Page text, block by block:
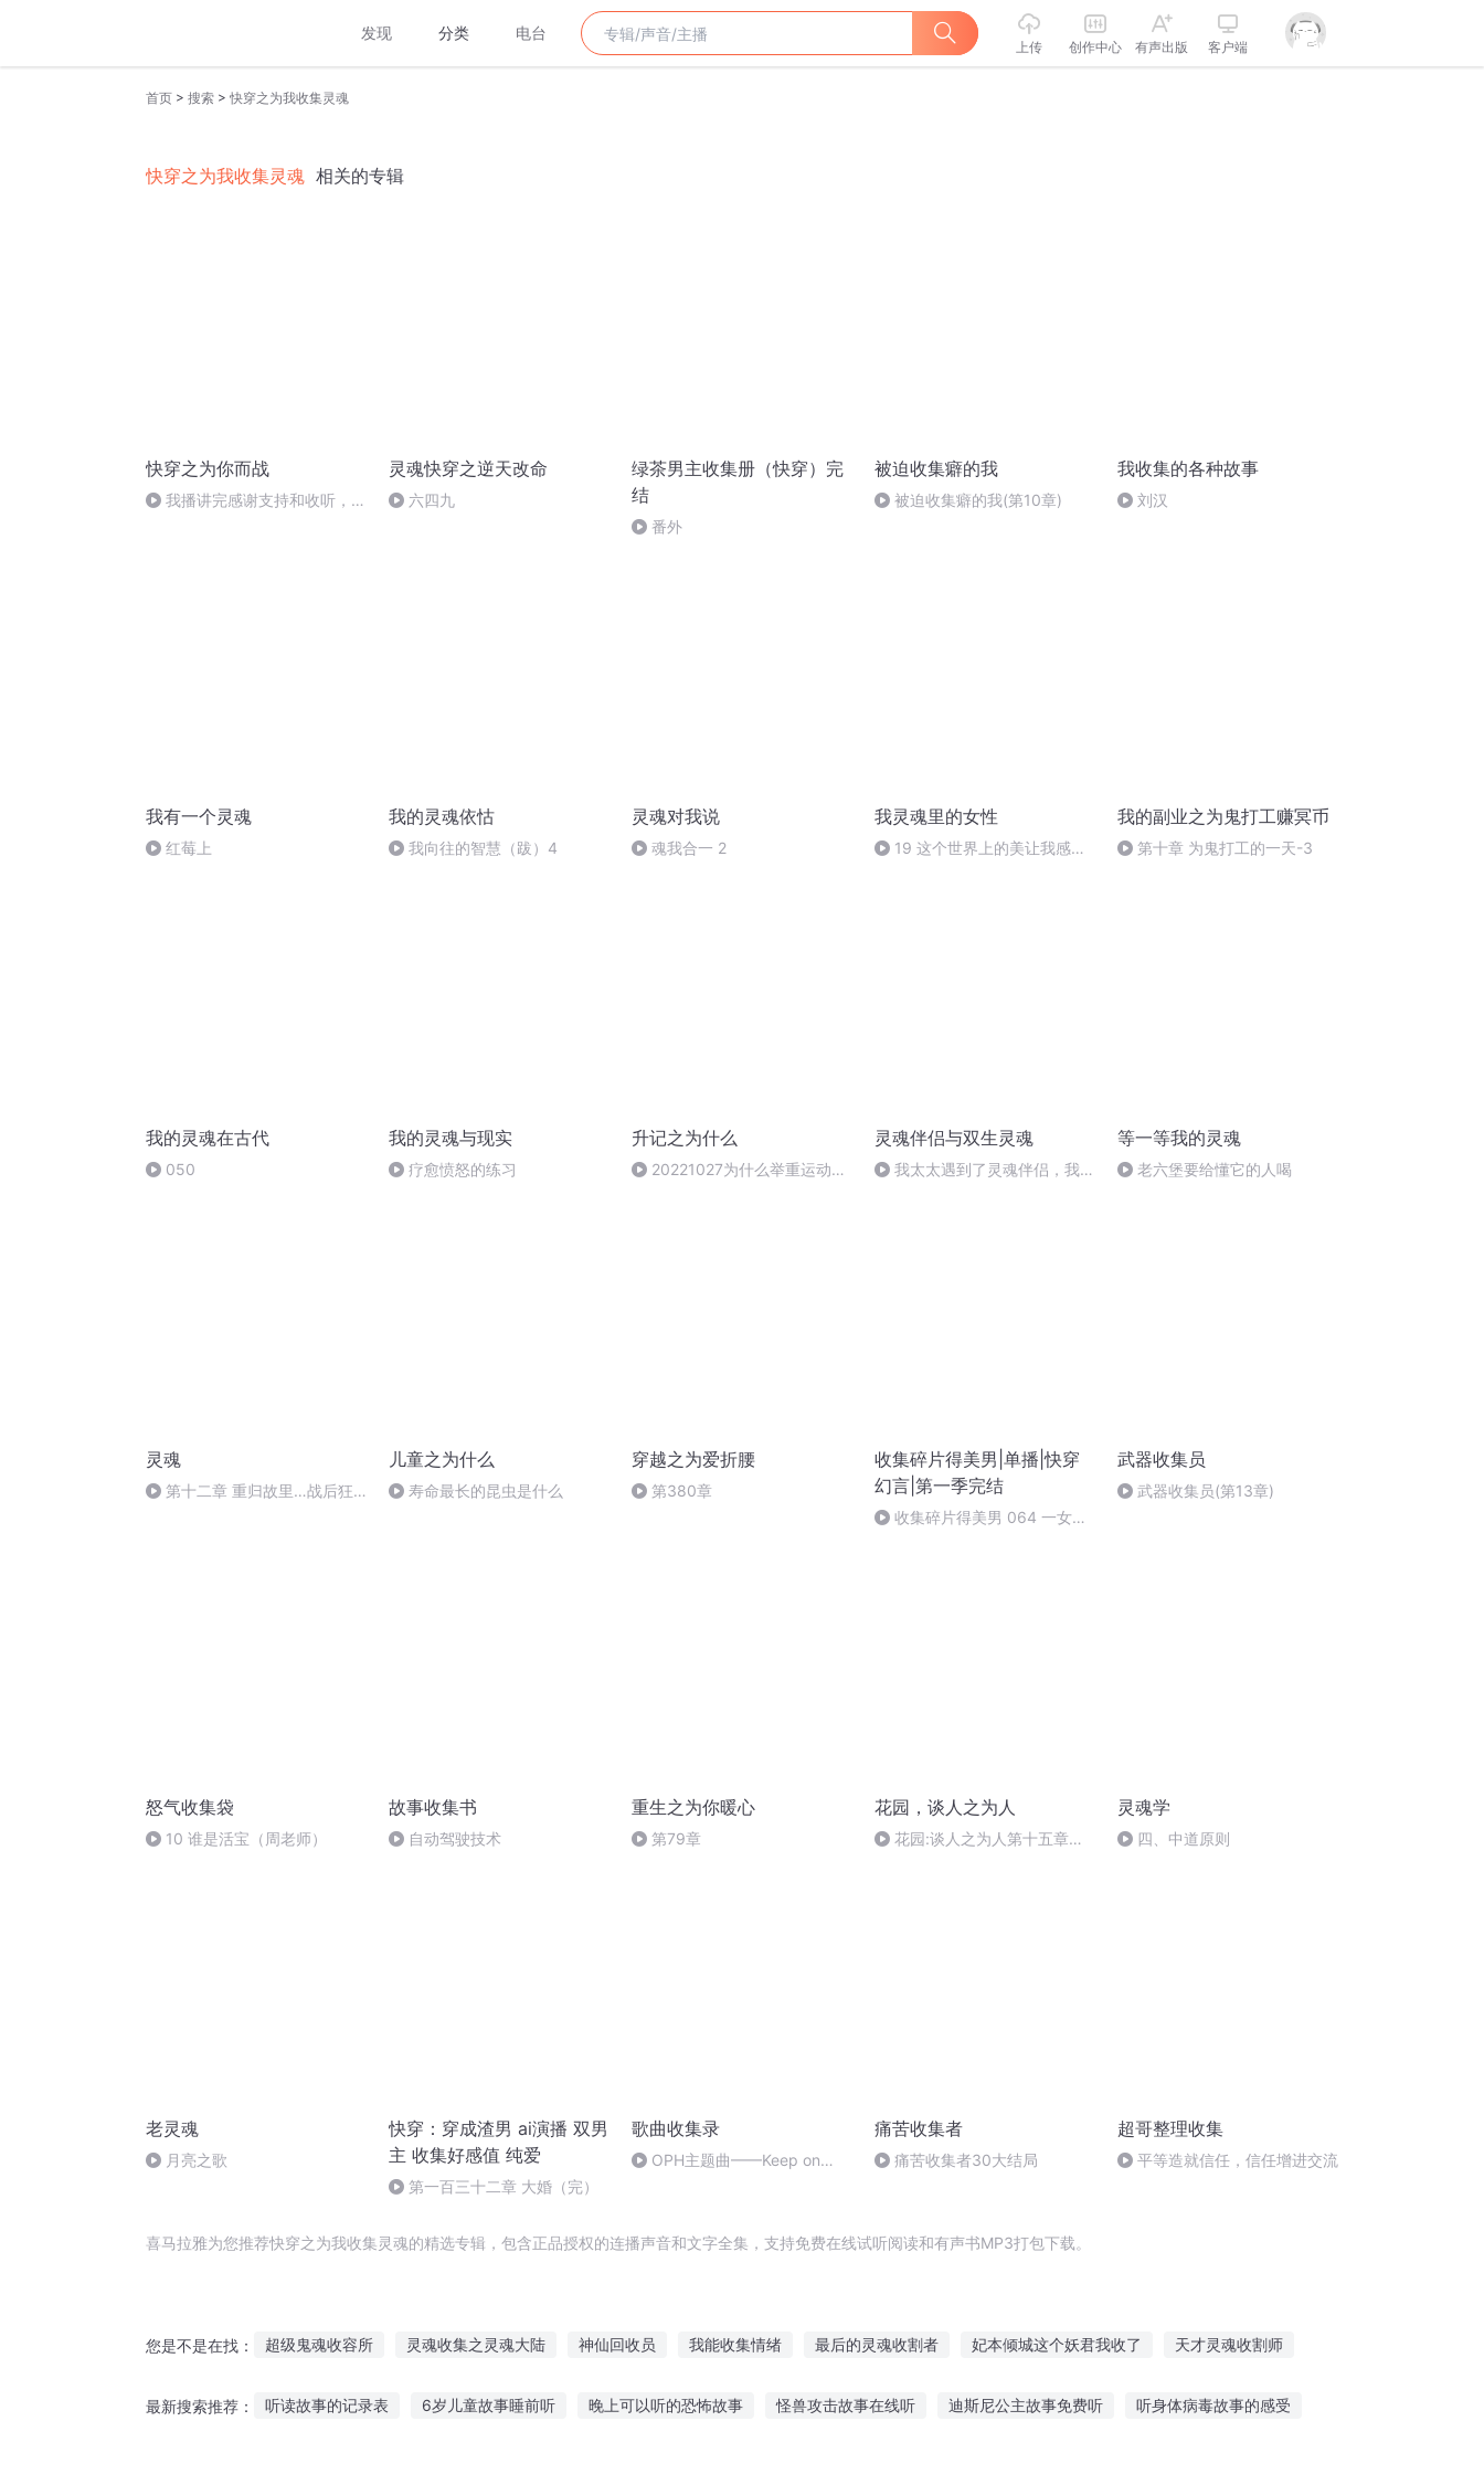
发现 分类 电台
上传 创作中心 有声出版 客户端
首页 > 搜索 > 快穿之为我收集灵魂
快穿之为我收集灵魂 相关的专辑
快穿之为你而战
我播讲完感谢支持和收听，赞
灵魂快穿之逆天改命
六四九
绿茶男主收集册（快穿）完
结
番外
被迫收集癖的我
被迫收集癖的我(第10章)
我收集的各种故事
刘汉
我有一个灵魂
红莓上
我的灵魂依怙
我向往的智慧（跋）4
灵魂对我说
魂我合一 2
我灵魂里的女性
19 这个世界上的美让我感
我的副业之为鬼打工赚冥币
第十章 为鬼打工的一天-3
我的灵魂在古代
050
我的灵魂与现实
疗愈愤怒的练习
升记之为什么
20221027为什么举重运动员
灵魂伴侣与双生灵魂
我太太遇到了灵魂伴侣，我该
等一等我的灵魂
老六堡要给懂它的人喝
灵魂
第十二章 重归故里…战后狂
儿童之为什么
寿命最长的昆虫是什么
穿越之为爱折腰
第380章
收集碎片得美男|单播|快穿
幻言|第一季完结
收集碎片得美男 064 一女二
武器收集员
武器收集员(第13章)
怒气收集袋
10 谁是活宝（周老师）
故事收集书
自动驾驶技术
重生之为你暖心
第79章
花园，谈人之为人
花园:谈人之为人第十五章
灵魂学
四、中道原则
老灵魂
月亮之歌
快穿：穿成渣男 ai演播 双男
主 收集好感值 纯爱
第一百三十二章 大婚（完）
歌曲收集录
OPH主题曲——Keep on
痛苦收集者
痛苦收集者30大结局
超哥整理收集
平等造就信任，信任增进交流
喜马拉雅为您推荐快穿之为我收集灵魂的精选专辑，包含正品授权的连播声音和文字全集，支持免费在线试听阅读和有声书MP3打包下载。
您是不是在找： 超级鬼魂收容所 灵魂收集之灵魂大陆 神仙回收员 我能收集情绪 最后的灵魂收割者 妃本倾城这个妖君我收了 天才灵魂收割师
最新搜索推荐： 听读故事的记录表 6岁儿童故事睡前听 晚上可以听的恐怖故事 怪兽攻击故事在线听 迪斯尼公主故事免费听 听身体病毒故事的感受